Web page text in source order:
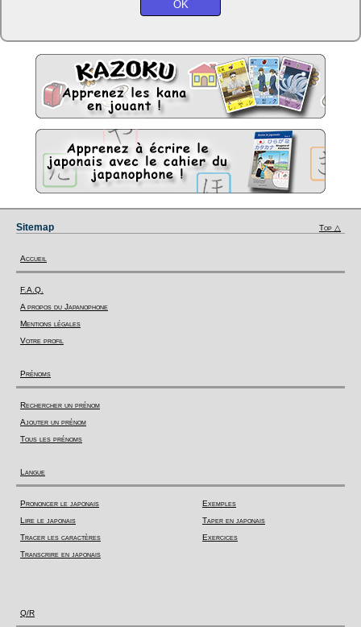
Sitemap Top △
Accueil
F.A.Q.
A propos du Japanophone
Mentions légales
Votre profil
Prénoms
Rechercher un prénom
Ajouter un prénom
Tous les prénoms
Langue
Prononcer le japonais
Lire le japonais
Tracer les caractères
Transcrire en japonais
Exemples
Taper en japonais
Exercices
Q/R